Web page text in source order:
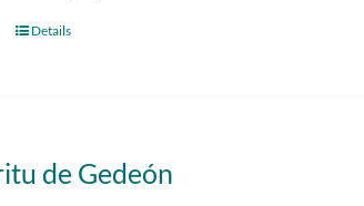
Details
de Gedeón